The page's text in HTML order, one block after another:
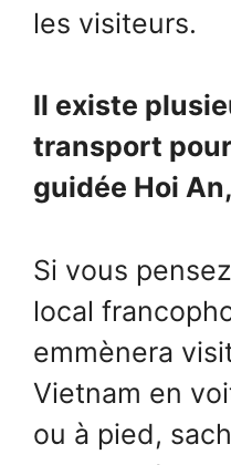
les visiteurs.
Il existe
transport
guidée Hoi
Si vous
local
emmènera
Vietnam en
ou à pied,